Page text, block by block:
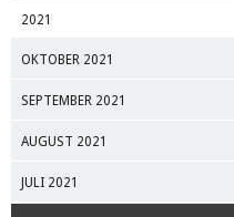
2021
OKTOBER 2021
SEPTEMBER 2021
AUGUST 2021
JULI 2021